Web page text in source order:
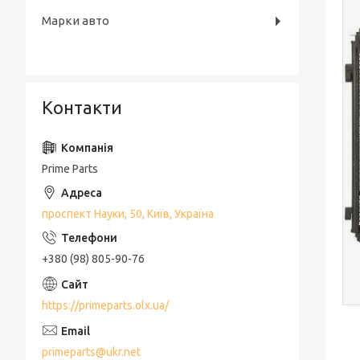
Марки авто
Контакти
Prime Parts
проспект Науки, 50, Київ, Україна
+380 (98) 805-90-76
https://primeparts.olx.ua/
primeparts@ukr.net